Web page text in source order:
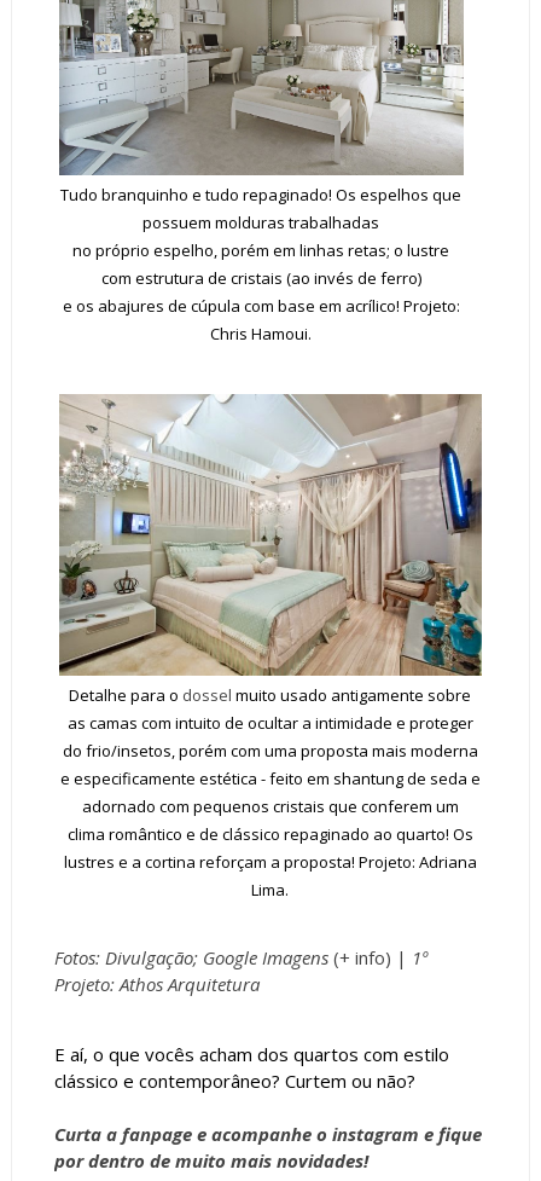
Tudo branquinho e tudo repaginado! Os espelhos que
possuem molduras trabalhadas
no próprio espelho, porém em linhas retas; o lustre
com estrutura de cristais (ao invés de ferro)
e os abajures de cúpula com base em acrílico! Projeto:
Chris Hamoui.
Detalhe para o dossel muito usado antigamente sobre
as camas com intuito de ocultar a intimidade e proteger
do frio/insetos, porém com uma proposta mais moderna
e especificamente estética - feito em shantung de seda e
adornado com pequenos cristais que conferem um
clima romântico e de clássico repaginado ao quarto! Os
lustres e a cortina reforçam a proposta! Projeto: Adriana
Lima.
Fotos: Divulgação; Google Imagens(+ info) | 1º
Projeto: Athos Arquitetura
E aí, o que vocês acham dos quartos com estilo
clássico e contemporâneo? Curtem ou não?
Curta a fanpagee acompanhe o instagram e fique
por dentro de muito mais novidades!